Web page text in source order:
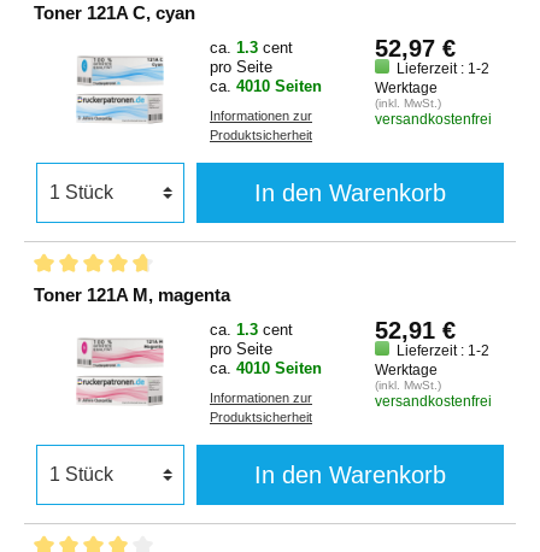
Toner 121A C, cyan
ca. 1.3 cent
pro Seite
ca. 4010 Seiten
Informationen zur
Produktsicherheit
52,97 €
Lieferzeit : 1-2
Werktage
(inkl. MwSt.)
versandkostenfrei
In den Warenkorb
Toner 121A M, magenta
ca. 1.3 cent
pro Seite
ca. 4010 Seiten
Informationen zur
Produktsicherheit
52,91 €
Lieferzeit : 1-2
Werktage
(inkl. MwSt.)
versandkostenfrei
In den Warenkorb